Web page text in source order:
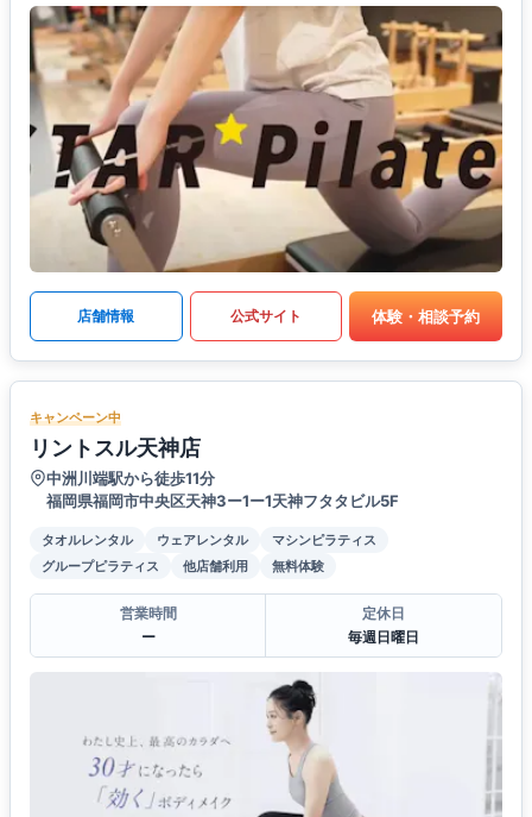
店舗情報 公式サイト 体験・相談予約
キャンペーン中
リントスル天神店
中洲川端駅から徒歩11分
福岡県福岡市中央区天神3ー1ー1天神フタタビル5F
タオルレンタル ウェアレンタル
マシンピラティス
グループピラティス
他店舗利用 無料体験
営業時間
ー
定休日
毎週日曜日